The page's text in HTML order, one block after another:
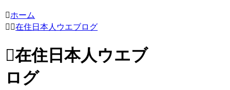
ホーム
在住日本人ウエブログ
在住日本人ウエブ
ログ